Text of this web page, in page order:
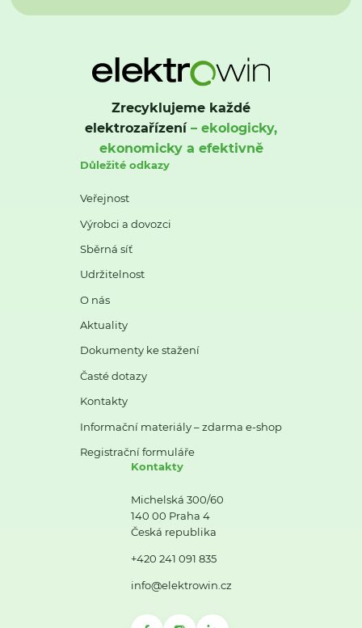
Zrecyklujeme každé
elektrozařízení– ekologicky,
ekonomicky a efektivně
Důležité odkazy
Veřejnost
Výrobci a dovozci
Sběrná síť
Udržitelnost
O nás
Aktuality
Dokumenty ke stažení
Časté dotazy
Kontakty
Informační materiály – zdarma e-shop
Registrační formuláře
Kontakty
Michelská 300/60
140 00 Praha 4
Česká republika
+420 241 091 835
info@elektrowin.cz